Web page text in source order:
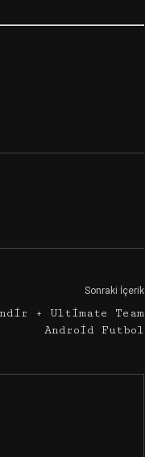
Sonraki İçerik
+ Ultimate Team
Android Futbol